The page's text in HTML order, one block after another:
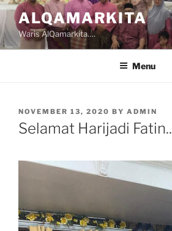
Skip
to
content
ALQAMARKITA
Waris AlQamarkita….
Menu
POSTED
ON
NOVEMBER 13, 2020 BY ADMIN
Selamat Harijadi Fatin..